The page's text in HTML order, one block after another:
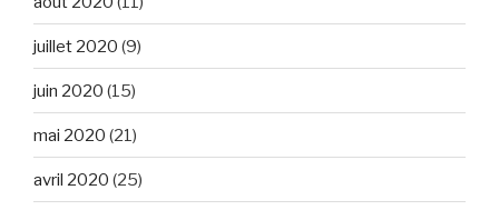
juillet 2020 (9)
juin 2020 (15)
mai 2020 (21)
avril 2020 (25)